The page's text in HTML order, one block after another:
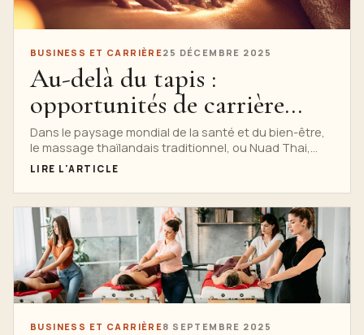
BUSINESS ET CARRIÈRE25 DÉCEMBRE 2025
Au-delà du tapis :
opportunités de carrière
après l'école Nuad Thai
Dans le paysage mondial de la santé et du bien-être,
le massage thaïlandais traditionnel, ou Nuad Thai,
constitue un...
LIRE L'ARTICLE
BUSINESS ET CARRIÈRE8 SEPTEMBRE 2025